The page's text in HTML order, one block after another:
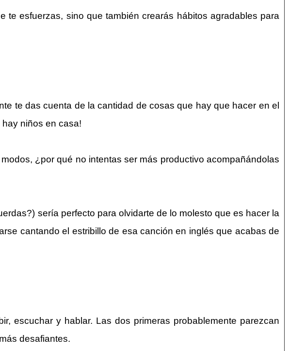
te esfuerzas, sino que también crearás hábitos agradables para
te das cuenta de la cantidad de cosas que hay que hacer en el
hay niños en casa!
¿por qué no intentas ser más productivo acompañándolas
sería perfecto para olvidarte de lo molesto que es hacer la
cantando el estribillo de esa canción en inglés que acabas de
escuchar y hablar. Las dos primeras probablemente parezcan
desafiantes.